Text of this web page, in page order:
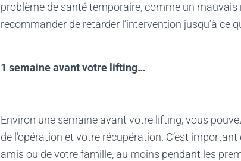
problème de santé temporaire, comme un
recommander de retarder l’intervention jusqu’à ce
1 semaine avant votre lifting…
Environ une semaine avant votre lifting, vous
de l’opération et votre récupération. C’est
amis ou de votre famille, au moins pendant les